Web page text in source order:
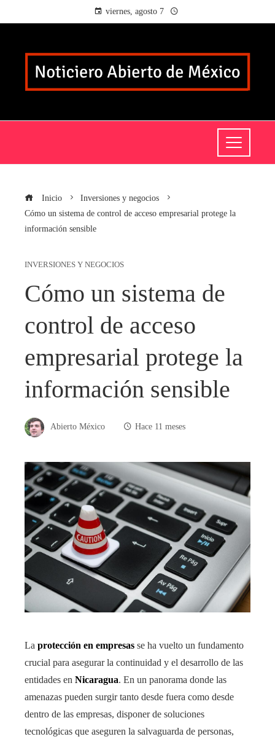
viernes, agosto 7
Inicio
Inversiones y negocios
Cómo un sistema de control de acceso empresarial protege la
información sensible
INVERSIONES Y NEGOCIOS
Cómo un sistema de
control de acceso
empresarial protege la
información sensible
Abierto México Hace 11 meses
La protección en empresas se ha vuelto un fundamento
crucial para asegurar la continuidad y el desarrollo de las
entidades en Nicaragua. En un panorama donde las
amenazas pueden surgir tanto desde fuera como desde
dentro de las empresas, disponer de soluciones
tecnológicas que aseguren la salvaguarda de personas,